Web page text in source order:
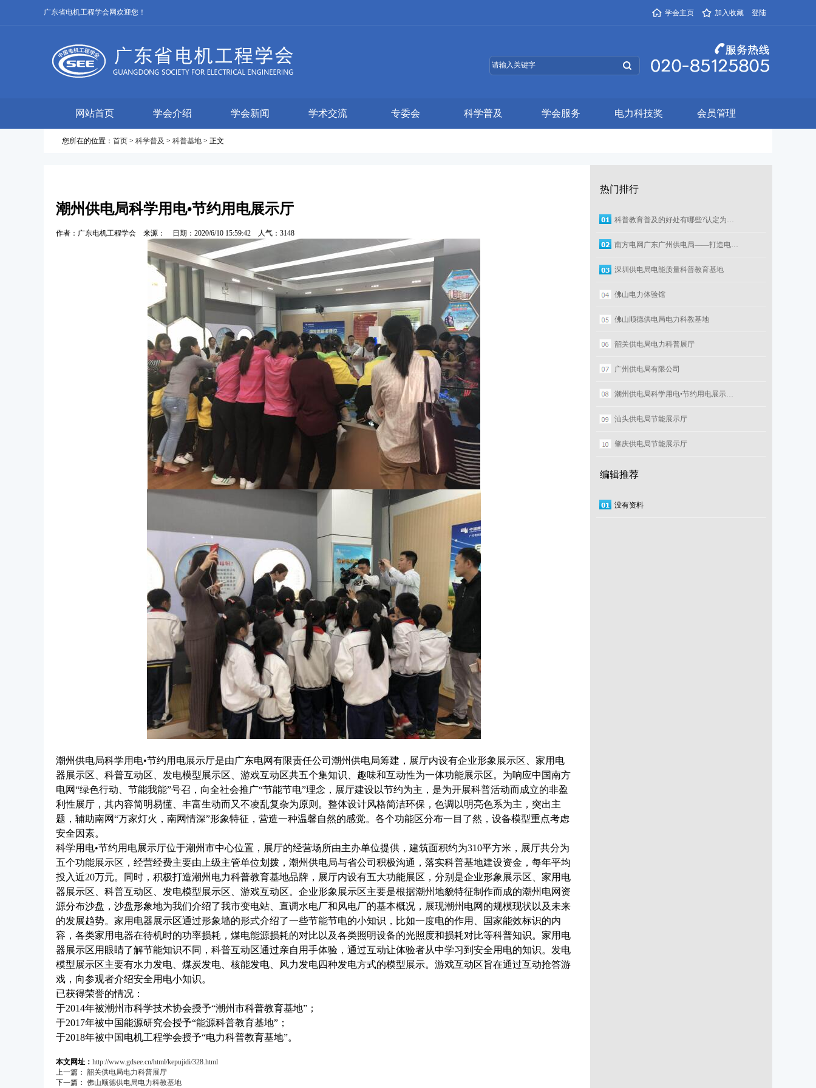
广东省电机工程学会网欢迎您！ 学会主页 加入收藏 登陆
网站首页 学会介绍 学会新闻 学术交流 专委会 科学普及 学会服务 电力科技奖 会员管理
您所在的位置： 首页 > 科学普及 > 科普基地 > 正文
潮州供电局科学用电•节约用电展示厅
作者：广东电机工程学会 来源： 日期：2020/6/10 15:59:42 人气： 3148
潮州供电局科学用电•节约用电展示厅是由广东电网有限责任公司潮州供电局筹建，展厅内设有企业形象展示区、家用电
器展示区、科普互动区、发电模型展示区、游戏互动区共五个集知识、趣味和互动性为一体功能展示区。为响应中国南方
电网“绿色行动、节能我能”号召，向全社会推广“节能节电”理念，展厅建设以节约为主，是为开展科普活动而成立的非盈
利性展厅，其内容简明易懂、丰富生动而又不凌乱复杂为原则。整体设计风格简洁环保，色调以明亮色系为主，突出主
题，辅助南网“万家灯火，南网情深”形象特征，营造一种温馨自然的感觉。各个功能区分布一目了然，设备模型重点考虑
安全因素。
科学用电•节约用电展示厅位于潮州市中心位置，展厅的经营场所由主办单位提供，建筑面积约为310平方米，展厅共分为
五个功能展示区，经营经费主要由上级主管单位划拨，潮州供电局与省公司积极沟通，落实科普基地建设资金，每年平均
投入近20万元。同时，积极打造潮州电力科普教育基地品牌，展厅内设有五大功能展区，分别是企业形象展示区、家用电
器展示区、科普互动区、发电模型展示区、游戏互动区。企业形象展示区主要是根据潮州地貌特征制作而成的潮州电网资
源分布沙盘，沙盘形象地为我们介绍了我市变电站、直调水电厂和风电厂的基本概况，展现潮州电网的规模现状以及未来
的发展趋势。家用电器展示区通过形象墙的形式介绍了一些节能节电的小知识，比如一度电的作用、国家能效标识的内
容，各类家用电器在待机时的功率损耗，煤电能源损耗的对比以及各类照明设备的光照度和损耗对比等科普知识。家用电
器展示区用眼睛了解节能知识不同，科普互动区通过亲自用手体验，通过互动让体验者从中学习到安全用电的知识。发电
模型展示区主要有水力发电、煤炭发电、核能发电、风力发电四种发电方式的模型展示。游戏互动区旨在通过互动抢答游
戏，向参观者介绍安全用电小知识。
已获得荣誉的情况：
于2014年被潮州市科学技术协会授予“潮州市科普教育基地”；
于2017年被中国能源研究会授予“能源科普教育基地” ；
于2018年被中国电机工程学会授予“电力科普教育基地”。
本文网址： http://www.gdsee.cn/html/kepujidi/328.html
上一篇： 韶关供电局电力科普展厅
下一篇： 佛山顺德供电局电力科教基地
热门排行
科普教育普及的好处有哪些?认定为…
南方电网广东广州供电局——打造电…
深圳供电局电能质量科普教育基地
佛山电力体验馆
佛山顺德供电局电力科教基地
韶关供电局电力科普展厅
广州供电局有限公司
潮州供电局科学用电•节约用电展示…
汕头供电局节能展示厅
肇庆供电局节能展示厅
编辑推荐
没有资料